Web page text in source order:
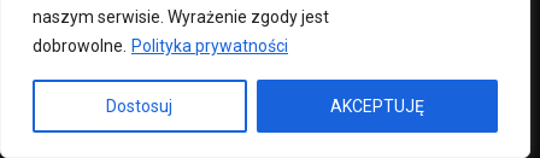
naszym serwisie. Wyrażenie zgody jest
dobrowolne.
Polityka prywatności
Dostosuj AKCEPTUJĘ
Kontakt O nas Patronat medialny